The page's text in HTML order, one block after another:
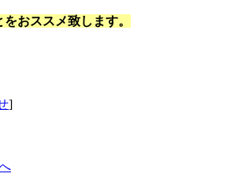
おススメ致します。
]